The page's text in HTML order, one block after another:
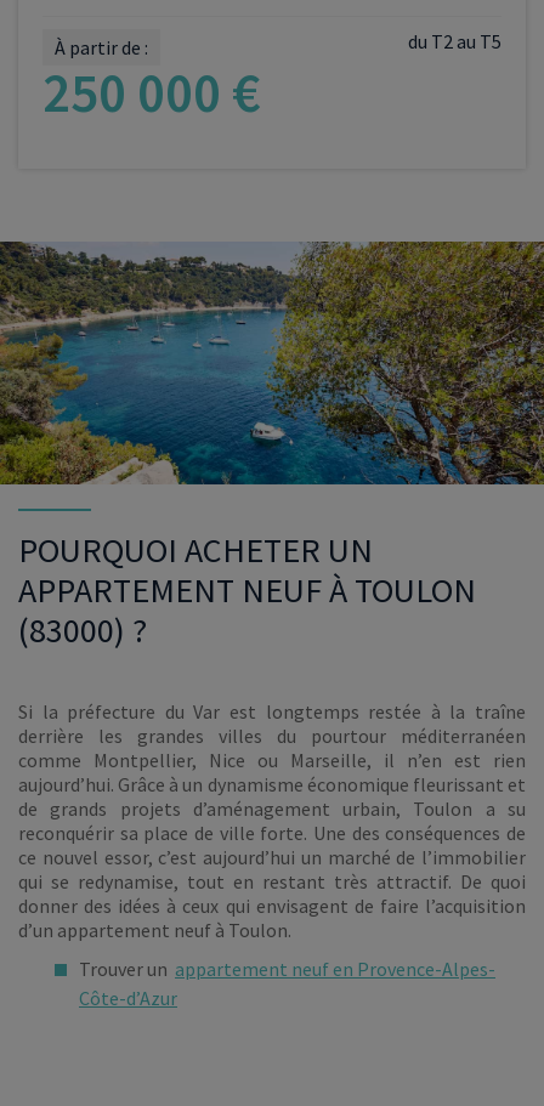
du T2 au T5
À partir de :
250 000 €
POURQUOI ACHETER UN
APPARTEMENT NEUF À TOULON
(83000) ?
Si la préfecture du Var est longtemps restée à la traîne
derrière les grandes villes du pourtour méditerranéen
comme Montpellier, Nice ou Marseille, il n’en est rien
aujourd’hui. Grâce à un dynamisme économique fleurissant et
de grands projets d’aménagement urbain, Toulon a su
reconquérir sa place de ville forte. Une des conséquences de
ce nouvel essor, c’est aujourd’hui un marché de l’immobilier
qui se redynamise, tout en restant très attractif. De quoi
donner des idées à ceux qui envisagent de faire l’acquisition
d’un appartement neuf à Toulon.
Trouver un appartement neuf en Provence-Alpes-
Côte-d’Azur